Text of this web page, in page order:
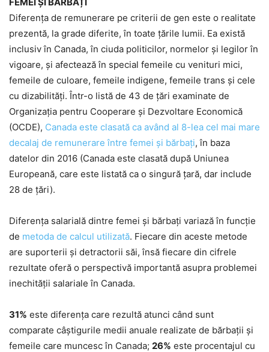
Diferența de remunerare pe criterii de gen este o realitate
prezentă, la grade diferite, în toate țările lumii. Ea există
inclusiv în Canada, în ciuda politicilor, normelor și legilor în
vigoare, și afectează în special femeile cu venituri mici,
femeile de culoare, femeile indigene, femeile trans și cele
cu dizabilități. Într-o listă de 43 de țări examinate de
Organizația pentru Cooperare și Dezvoltare Economică
(OCDE), Canada este clasată ca având al 8-lea cel mai mare
decalaj de remunerare între femei și bărbați, în baza
datelor din 2016 (Canada este clasată după Uniunea
Europeană, care este listată ca o singură țară, dar include
28 de țări).
Diferența salarială dintre femei și bărbați variază în funcție
de metoda de calcul utilizată. Fiecare din aceste metode
are suporterii și detractorii săi, însă fiecare din cifrele
rezultate oferă o perspectivă importantă asupra problemei
inechității salariale în Canada.
31% este diferența care rezultă atunci când sunt
comparate câștigurile medii anuale realizate de bărbații și
femeile care muncesc în Canada; 26% este procentajul cu